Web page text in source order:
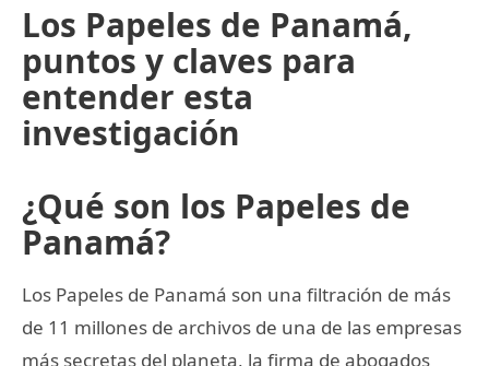
Los Papeles de Panamá,
puntos y claves para
entender esta
investigación
¿Qué son los Papeles de
Panamá?
Los Papeles de Panamá son una filtración de más
de 11 millones de archivos de una de las empresas
más secretas del planeta, la firma de abogados